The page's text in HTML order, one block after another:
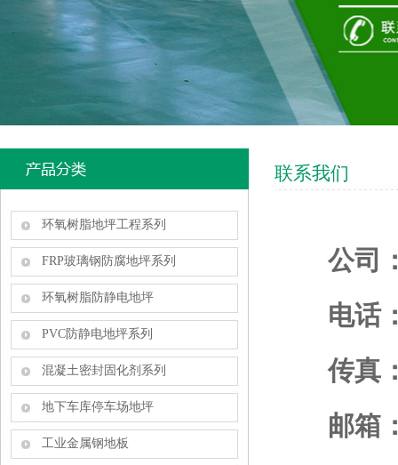
环氧树脂地坪工程系列
FRP玻璃钢防腐地坪系列
环氧树脂防静电地坪
PVC防静电地坪系列
混凝土密封固化剂系列
地下车库停车场地坪
工业金属钢地板
联系我们
公司
电话
传真
邮箱